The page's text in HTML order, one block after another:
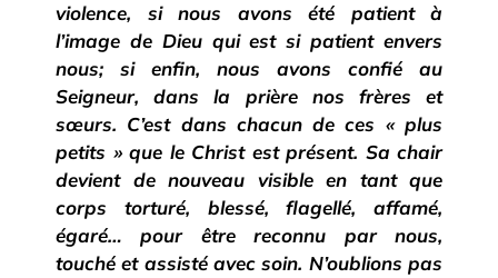
violence, si nous avons été patient à
l’image de Dieu qui est si patient envers
nous; si enfin, nous avons confié au
Seigneur, dans la prière nos frères et
sœurs. C’est dans chacun de ces « plus
petits » que le Christ est présent. Sa chair
devient de nouveau visible en tant que
corps torturé, blessé, flagellé, affamé,
égaré… pour être reconnu par nous,
touché et assisté avec soin. N’oublions pas